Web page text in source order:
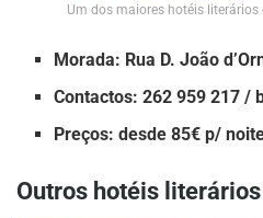
Um dos maiores hotéis
Morada: Rua D. João
Contactos: 262 959 217 /
Preços: desde 85€ p/
Outros hotéis